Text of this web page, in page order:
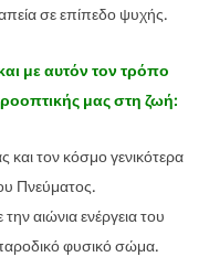
σε επίπεδο ψυχής.
με αυτόν τον τρόπο
μας στη ζωή:
και τον κόσμο γενικότερα
Πνεύματος.
αιώνια ενέργεια του
φυσικό σώμα.